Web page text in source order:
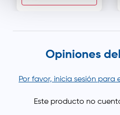
Opiniones
Por favor, inicia sesión para